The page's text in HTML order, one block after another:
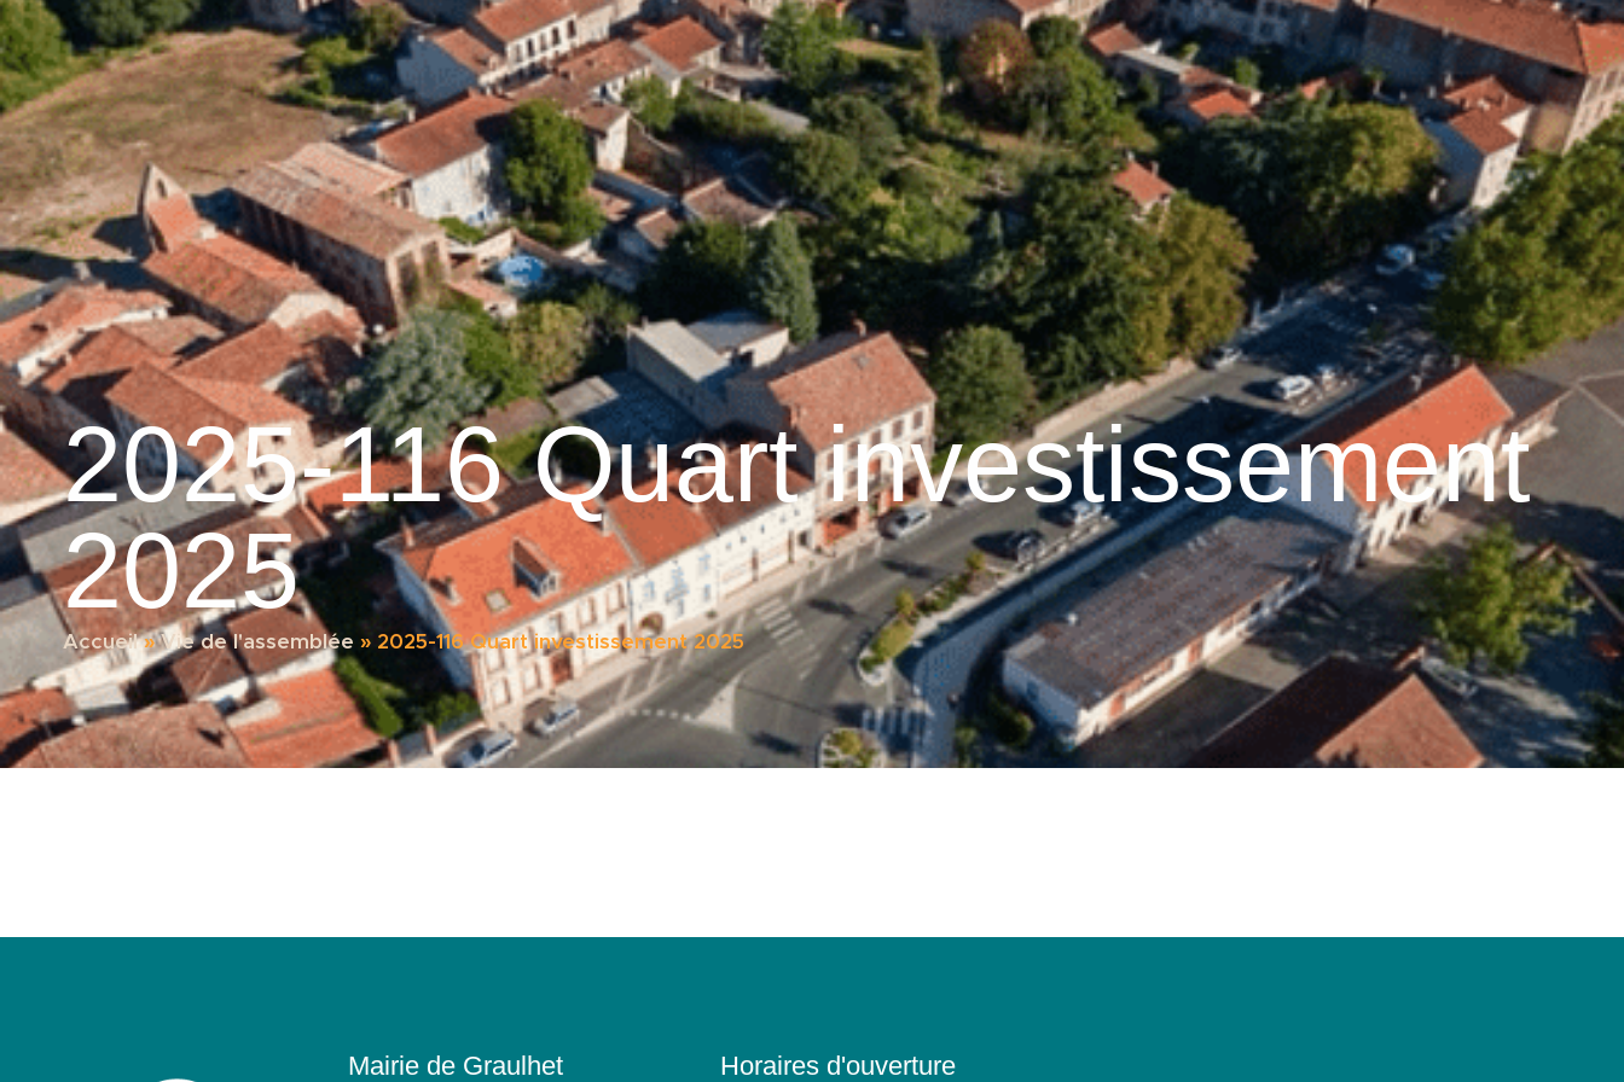
principal
Graulhet et le cuir Accueil Découvrir Graulhet Vie municipale Graulhet au quotidien Services pratiques 13 °C
2025-116 Quart investissement
2025
Accueil»Vie de l'assemblée » 2025-116 Quart investissement 2025
Mairie de Graulhet Horaires d'ouverture